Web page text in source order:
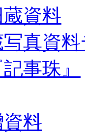
資料
写真資
事珠』
料